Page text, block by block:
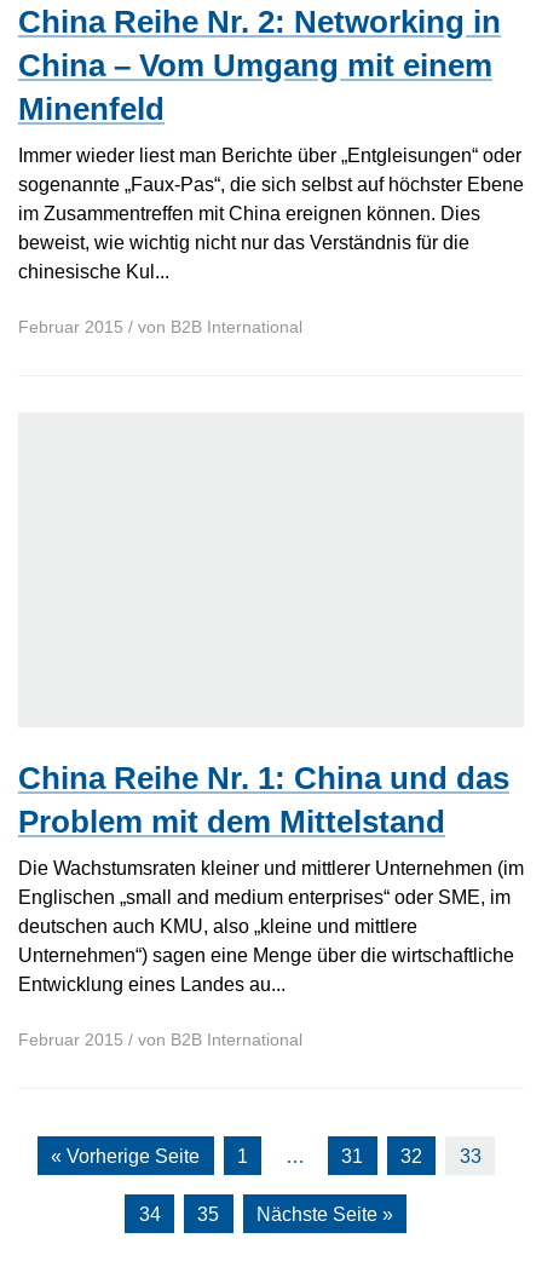
China Reihe Nr. 2: Networking in
China – Vom Umgang mit einem
Minenfeld
Immer wieder liest man Berichte über „Entgleisungen“ oder
sogenannte „Faux-Pas“, die sich selbst auf höchster Ebene
im Zusammentreffen mit China ereignen können. Dies
beweist, wie wichtig nicht nur das Verständnis für die
chinesische Kul...
Februar 2015 / von B2B International
China Reihe Nr. 1: China und das
Problem mit dem Mittelstand
Die Wachstumsraten kleiner und mittlerer Unternehmen (im
Englischen „small and medium enterprises“ oder SME, im
deutschen auch KMU, also „kleine und mittlere
Unternehmen“) sagen eine Menge über die wirtschaftliche
Entwicklung eines Landes au...
Februar 2015 / von B2B International
« Vorherige Seite 1 … 31 32 33
34 35 Nächste Seite »